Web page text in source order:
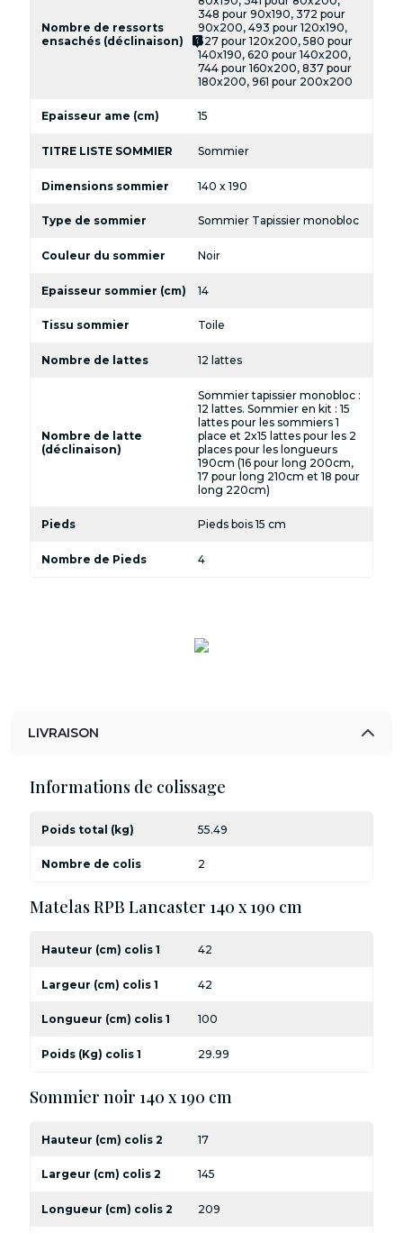
Nombre de ressorts
ensachés (déclinaison)
live_help
348 pour 90x190, 372 pour
90x200, 493 pour 120x190,
527 pour 120x200, 580 pour
140x190, 620 pour 140x200,
744 pour 160x200, 837 pour
180x200, 961 pour 200x200
Epaisseur ame (cm) 15
TITRE LISTE SOMMIER Sommier
Dimensions sommier 140 x 190
Type de sommier Sommier Tapissier monobloc
Couleur du sommier Noir
Epaisseur sommier (cm) 14
Tissu sommier Toile
Nombre de lattes 12 lattes
Nombre de latte
(déclinaison)
Sommier tapissier monobloc :
12 lattes. Sommier en kit : 15
lattes pour les sommiers 1
place et 2x15 lattes pour les 2
places pour les longueurs
190cm (16 pour long 200cm,
17 pour long 210cm et 18 pour
long 220cm)
Pieds Pieds bois 15 cm
Nombre de Pieds 4
LIVRAISON
Informations de colissage
Poids total (kg) 55.49
Nombre de colis 2
Matelas RPB Lancaster 140 x 190 cm
Hauteur (cm) colis 1 42
Largeur (cm) colis 1 42
Longueur (cm) colis 1 100
Poids (Kg) colis 1 29.99
Sommier noir 140 x 190 cm
Hauteur (cm) colis 2 17
Largeur (cm) colis 2 145
Longueur (cm) colis 2 209